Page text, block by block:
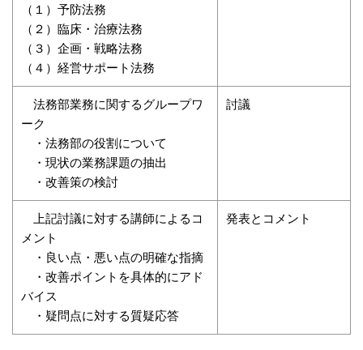
（１）予防法務
（２）臨床・治療法務
（３）企画・戦略法務
（４）経営サポート法務
法務部業務に関するグループワ
ーク
・法務部の役割について
・現状の業務課題の抽出
・改善策の検討
討議
上記討議に対する講師によるコ
メント
・良い点・悪い点の明確な指摘
・改善ポイントを具体的にアド
バイス
・疑問点に対する質疑応答
発表とコメント